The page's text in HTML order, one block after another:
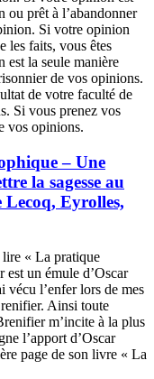
ou prêt à l’abandonner
Si votre opinion
les faits, vous êtes
la seule manière
de vos opinions.
de votre faculté de
Si vous prenez vos
vos opinions.
– Une
la sagesse au
Lecoq, Eyrolles,
lire « La pratique
est un émule d’Oscar
vécu l’enfer lors de mes
Ainsi toute
m’incite à la plus
l’apport d’Oscar
page de son livre « La